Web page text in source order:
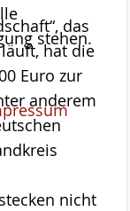
das
hat die
Euro zur
anderem
nicht
stehen.